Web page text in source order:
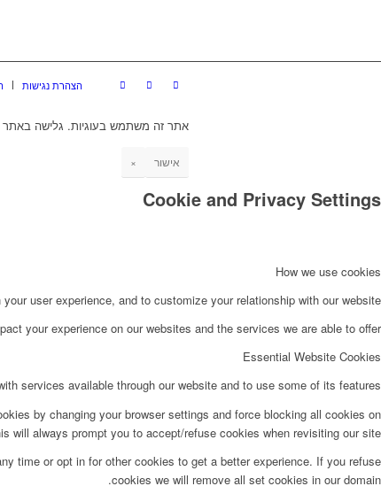
הצהרת נגישות
אתר זה משתמש בעוגיות. גלישה באתר
אישור ×
Cookie and Privacy Settings
How we use cookies
user experience, and to customize your relationship with our website.
your experience on our websites and the services we are able to offer.
Essential Website Cookies
services available through our website and to use some of its features.
by changing your browser settings and force blocking all cookies on
will always prompt you to accept/refuse cookies when revisiting our site.
time or opt in for other cookies to get a better experience. If you refuse
cookies we will remove all set cookies in our domain.